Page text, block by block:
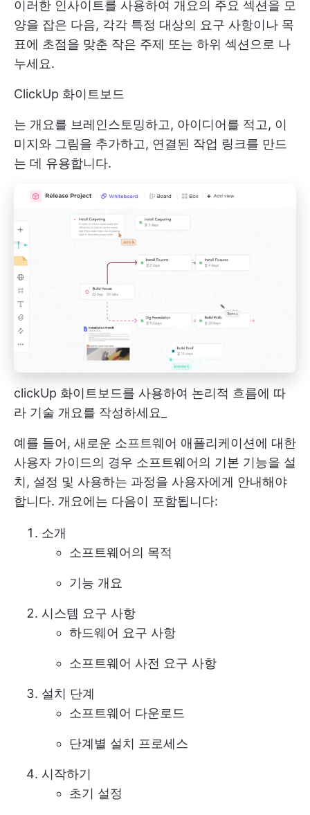
이러한 인사이트를 사용하여 개요의 주요 섹션을 모
양을 잡은 다음, 각각 특정 대상의 요구 사항이나 목
표에 초점을 맞춘 작은 주제 또는 하위 섹션으로 나
누세요.
ClickUp 화이트보드
는 개요를 브레인스토밍하고, 아이디어를 적고, 이
미지와 그림을 추가하고, 연결된 작업 링크를 만드
는 데 유용합니다.
clickUp 화이트보드를 사용하여 논리적 흐름에 따
라 기술 개요를 작성하세요_
예를 들어, 새로운 소프트웨어 애플리케이션에 대한
사용자 가이드의 경우 소프트웨어의 기본 기능을 설
치, 설정 및 사용하는 과정을 사용자에게 안내해야
합니다. 개요에는 다음이 포함됩니다:
소개
소프트웨어의 목적
기능 개요
시스템 요구 사항
하드웨어 요구 사항
소프트웨어 사전 요구 사항
설치 단계
소프트웨어 다운로드
단계별 설치 프로세스
시작하기
초기 설정